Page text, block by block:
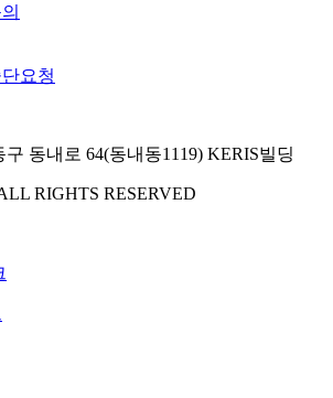
요청
동내로 64(동내동1119) KERIS빌딩
RIGHTS RESERVED